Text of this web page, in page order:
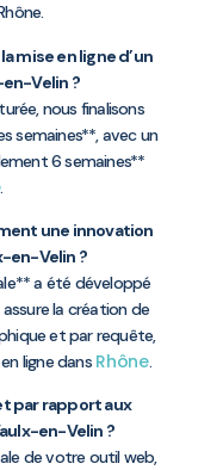
mise en ligne d’un
Velin ?
nous finalisons
semaines**, avec un
6 semaines**
.
une innovation
en-Velin ?
a été développé
la création de
et par requête,
ligne dans Rhône.
par rapport aux
en-Velin ?
de votre outil web,